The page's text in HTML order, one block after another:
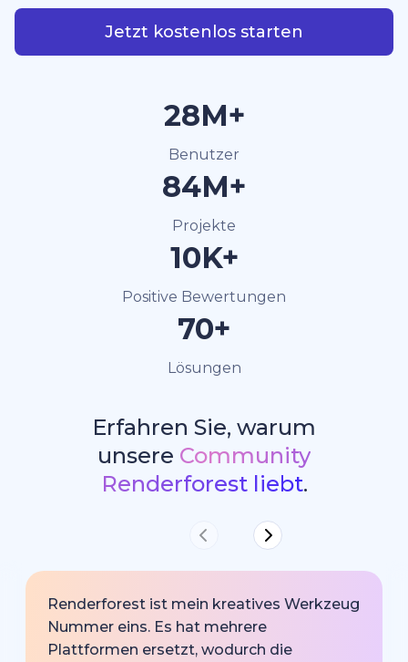
Jetzt kostenlos starten
40M+
Benutzer
120M+
Projekte
15K+
Positive Bewertungen
100+
Lösungen
Erfahren Sie, warum
unsere Community
Renderforest liebt.
Renderforest ist mein kreatives Werkzeug
Nummer eins. Es hat mehrere
Plattformen ersetzt, wodurch die